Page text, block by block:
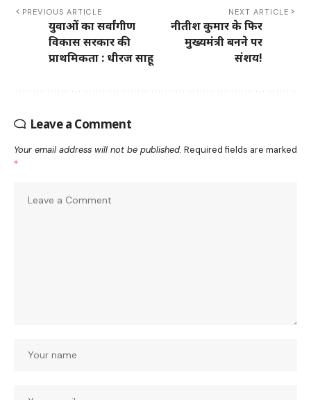
PREVIOUS ARTICLE
युवाओं का सर्वांगीण
विकास सरकार की
प्राथमिकता : धीरज साहू
NEXT ARTICLE
नीतीश कुमार के फिर
मुख्यमंत्री बनने पर
संशय!
Leave a Comment
Your email address will not be published. Required fields are marked
*